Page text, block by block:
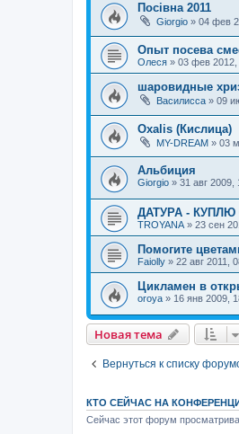
Посівна 2011
Giorgio » 04 фев
Опыт посева
Олеся » 03 фев 2012,
шаровидные
Василисса » 09
Oxalis (Кислица)
MY-DREAM » 03
Альбиция
Giorgio » 31 авг 2009,
ДАТУРА -
TROYANA » 23 сен
Помогите
Faiolly » 22 авг 2011,
Цикламен в
oroya » 16 янв 2009,
Новая тема
Вернуться к списку
КТО СЕЙЧАС НА
Сейчас этот форум